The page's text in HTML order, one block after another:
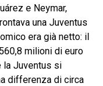
e Neymar,
una Juventus
era già netto: il
milioni di euro
la Juventus si
differenza di circa